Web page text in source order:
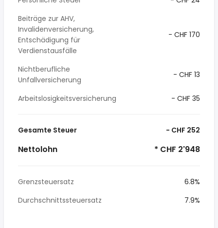
Beiträge zur AHV,
Invalidenversicherung,
Entschädigung für
Verdienstausfälle
- CHF 170
Nichtberufliche
Unfallversicherung
- CHF 13
Arbeitslosigkeitsversicherung - CHF 35
Gesamte Steuer - CHF 252
Nettolohn * CHF 2'948
Grenzsteuersatz
6.8%
Durchschnittssteuersatz
7.9%